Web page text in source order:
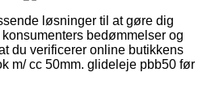
løsninger til at gøre dig
bedømmelser og
du verificerer online butikkens
m/ cc 50mm. glideleje pbb50 før